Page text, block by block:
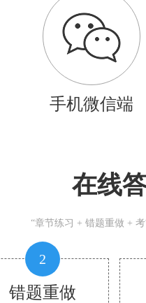
手机微信端
在线
“章节练习 + 错题重做 +
2
错题重做